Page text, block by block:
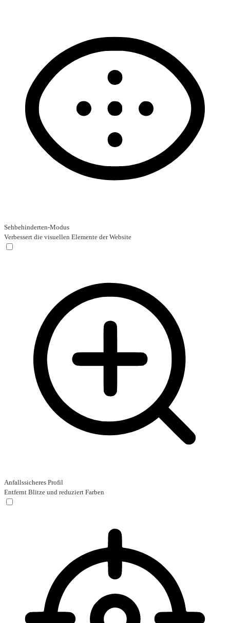
Sehbehinderten-Modus
Verbessert die visuellen Elemente der Website
Anfallssicheres Profil
Entfernt Blitze und reduziert Farben